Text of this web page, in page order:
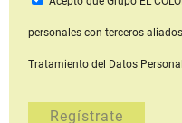
personales con terceros
Tratamiento del Datos